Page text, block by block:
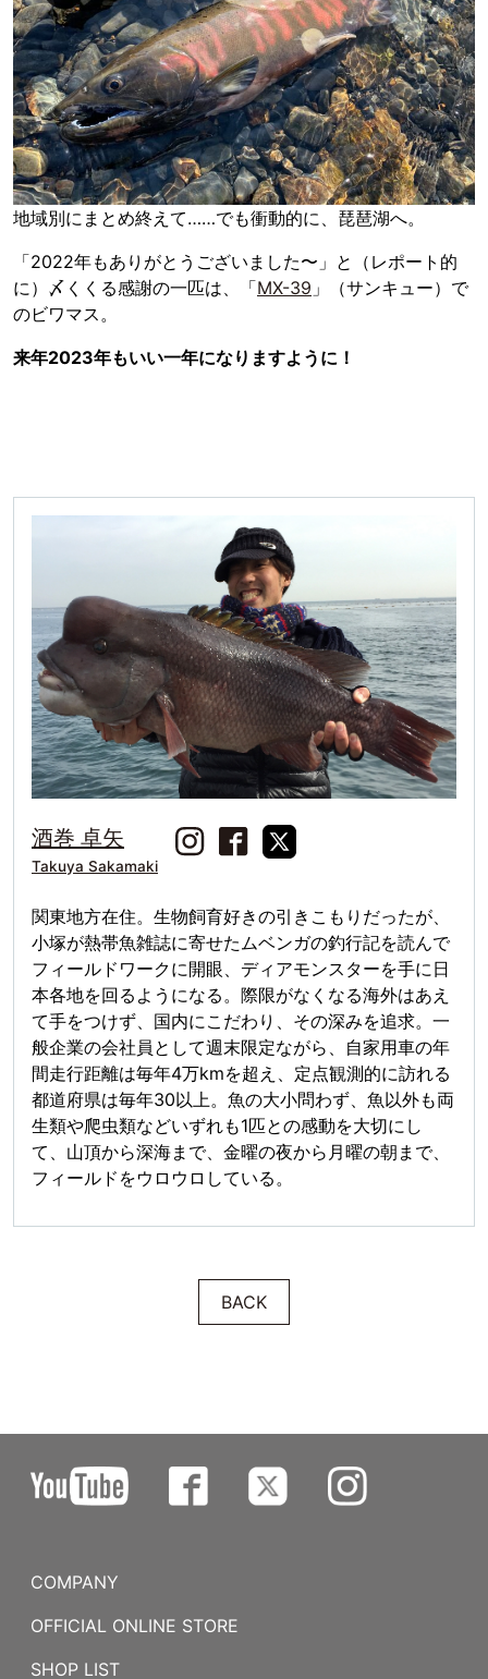
地域別にまとめ終えて……でも衝動的に、琵琶湖へ。
「2022年もありがとうございました〜」と（レポート的
に）〆くくる感謝の一匹は、「MX-39 」（サンキュー）で
のビワマス。
来年2023年もいい一年になりますように！
酒巻 卓矢
Takuya Sakamaki
関東地方在住。生物飼育好きの引きこもりだったが、
小塚が熱帯魚雑誌に寄せたムベンガの釣行記を読んで
フィールドワークに開眼、ディアモンスターを手に日
本各地を回るようになる。際限がなくなる海外はあえ
て手をつけず、国内にこだわり、その深みを追求。一
般企業の会社員として週末限定ながら、自家用車の年
間走行距離は毎年4万kmを超え、定点観測的に訪れる
都道府県は毎年30以上。魚の大小問わず、魚以外も両
生類や爬虫類などいずれも1匹との感動を大切にし
て、山頂から深海まで、金曜の夜から月曜の朝まで、
フィールドをウロウロしている。
BACK
COMPANY
OFFICIAL ONLINE STORE
SHOP LIST